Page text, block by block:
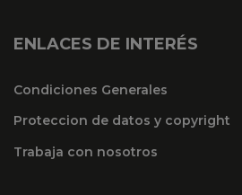
ENLACES DE INTERÉS
Condiciones Generales
Proteccion de datos y copyright
Trabaja con nosotros